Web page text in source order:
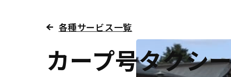
各種サービス一覧
カープ号タクシ